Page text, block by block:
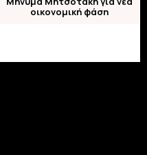
οικονομική φάση